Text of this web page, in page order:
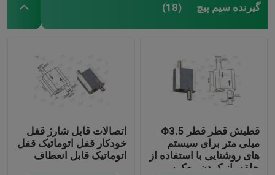
گیرنده سیم پیچ (18)
قطبش قطر قطر Φ3.5
میلی متر برای سیستم
های روشنایی با استفاده از
حلقه باز کردن معکوس
اتصالات قابل شارژ قفل
خودکار قفل اتوماتیک قفل
اتوماتیک قابل انعطاف